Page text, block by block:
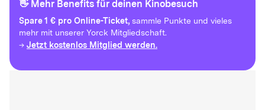
👋 Mehr Benefits für deinen Kinobesuch
Spare1 € pro Online-Ticket, sammle Punkte und vieles
mehr mit unserer Yorck Mitgliedschaft.
→ Jetzt kostenlos Mitglied werden.